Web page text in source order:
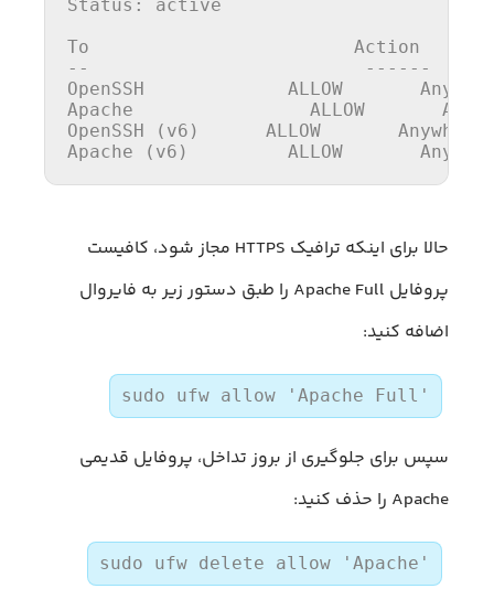
Status:
active
To
Action
OpenSSH
Apache
OpenSSH ( v6 )      ALLOW
Apache ( v6 )         ALLOW
حالا برای اینکه ترافیک HTTPS مجاز شود، کافیست
پروفایل Apache Full را طبق دستور زیر به فایروال
اضافه کنید:
sudo ufw allow 'Apache Full'
سپس برای جلوگیری از بروز تداخل، پروفایل قدیمی
Apache را حذف کنید:
sudo ufw delete allow 'Apache'